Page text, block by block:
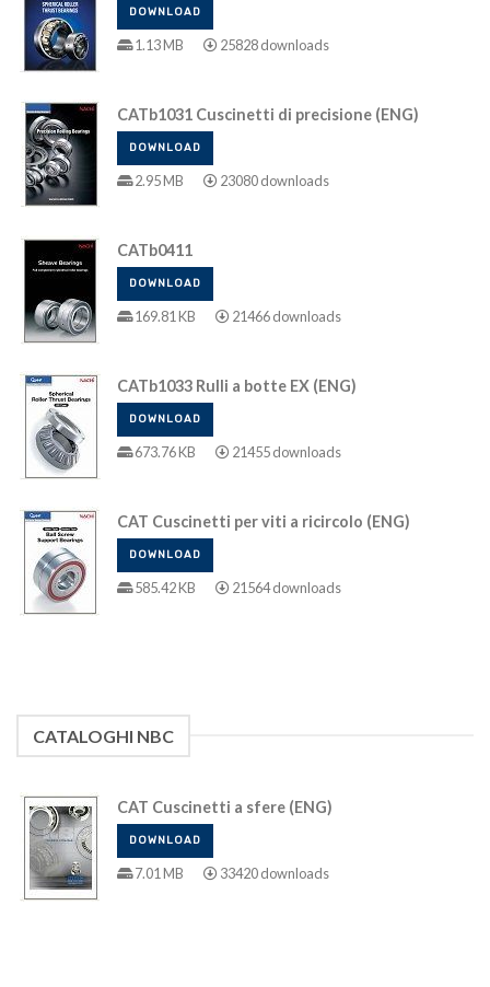
DOWNLOAD
1.13 MB 25828 downloads
CATb1031 Cuscinetti di precisione (ENG)
DOWNLOAD
2.95 MB 23080 downloads
CATb0411
DOWNLOAD
169.81 KB 21466 downloads
CATb1033 Rulli a botte EX (ENG)
DOWNLOAD
673.76 KB 21455 downloads
CAT Cuscinetti per viti a ricircolo (ENG)
DOWNLOAD
585.42 KB 21564 downloads
CATALOGHI NBC
CAT Cuscinetti a sfere (ENG)
DOWNLOAD
7.01 MB 33420 downloads